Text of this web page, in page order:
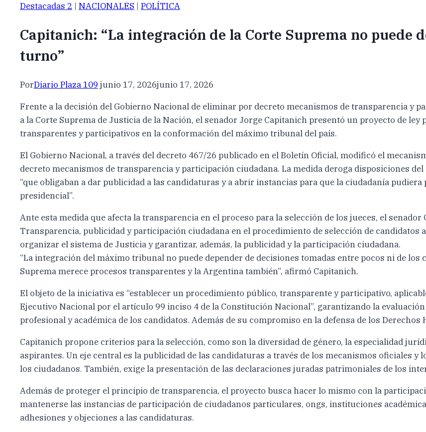
Destacadas 2 | NACIONALES | POLÍTICA
Capitanich: “La integración de la Corte Suprema no puede
turno”
PorDiario Plaza 109 junio 17, 2026junio 17, 2026
Frente a la decisión del Gobierno Nacional de eliminar por decreto mecanismos de transparencia y
a la Corte Suprema de Justicia de la Nación, el senador Jorge Capitanich presentó un proyecto de
transparentes y participativos en la conformación del máximo tribunal del país.
El Gobierno Nacional, a través del decreto 467/26 publicado en el Boletín Oficial, modificó el
decreto mecanismos de transparencia y participación ciudadana. La medida deroga disposiciones
“que obligaban a dar publicidad a las candidaturas y a abrir instancias para que la ciudadanía
presidencial”.
Ante esta medida que afecta la transparencia en el proceso para la selección de los jueces, el
Transparencia, publicidad y participación ciudadana en el procedimiento de selección de candidatos
organizar el sistema de Justicia y garantizar, además, la publicidad y la participación ciudadana.
“La integración del máximo tribunal no puede depender de decisiones tomadas entre pocos ni de
Suprema merece procesos transparentes y la Argentina también”, afirmó Capitanich.
El objeto de la iniciativa es “establecer un procedimiento público, transparente y participativo,
Ejecutivo Nacional por el artículo 99 inciso 4 de la Constitución Nacional”, garantizando la
profesional y académica de los candidatos. Además de su compromiso en la defensa de los Derechos
Capitanich propone criterios para la selección, como son la diversidad de género, la especialidad
aspirantes. Un eje central es la publicidad de las candidaturas a través de los mecanismos oficiales
los ciudadanos. También, exige la presentación de las declaraciones juradas patrimoniales de los
Además de proteger el principio de transparencia, el proyecto busca hacer lo mismo con la
mantenerse las instancias de participación de ciudadanos particulares, ongs, instituciones
adhesiones y objeciones a las candidaturas.